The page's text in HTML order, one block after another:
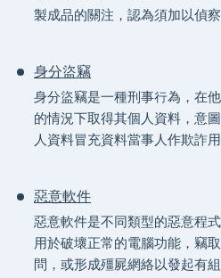
製成品的關注，認為須加以偵
身分盜竊
身分盜竊是一種刑事行為，在
的情況下取得其個人資料，意
人資料冒充資料當事人作欺詐用
惡意軟件
惡意軟件是不同類型的惡意程
用於破壞正常的電腦功能，竊
問，或形成殭屍網絡以發起有組